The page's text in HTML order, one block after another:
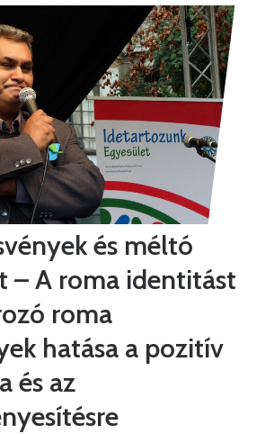
és méltó
– A roma identitást
roma
hatása a pozitív
és az